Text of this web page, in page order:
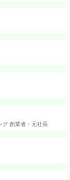
グ 創業者・元社長